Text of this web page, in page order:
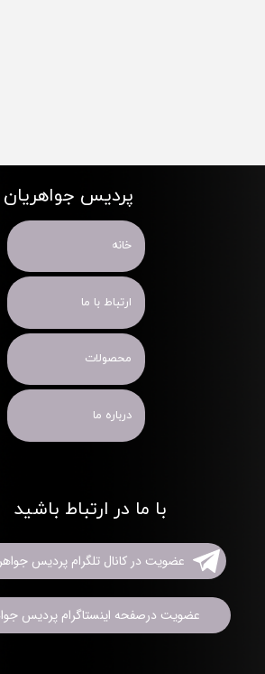
پردیس جواهریان
خانه
ارتباط با ما
محصولات
درباره ما
با ما در ارتباط باشید
عضویت در کانال تلگرام پردیس
عضویت درصفحه اینستاگرام پردیس